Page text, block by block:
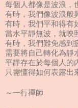
每個人都像是波浪，
有時，我們像波浪般
有時，我們平和得有
當水平靜無波，就映
有時，我們難免感到
需要將自己轉化為靜
平靜存在於每個人的
只需懂得如何表露出
～一行禪師